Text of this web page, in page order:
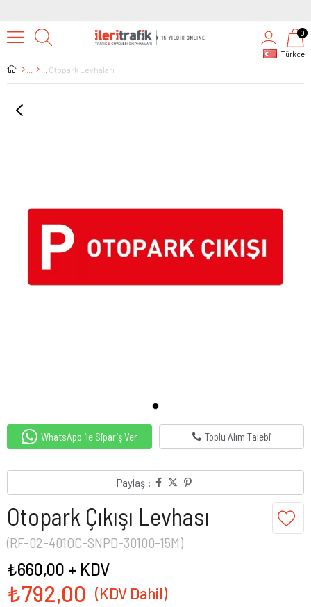
Türkçe
0
Otopark Levhaları
WhatsApp ile Sipariş Ver Toplu Alım Talebi
Paylaş :
Otopark Çıkışı Levhası
(RF-02-401OC-SNPD-30100-15M)
₺792,00
₺660,00 + KDV